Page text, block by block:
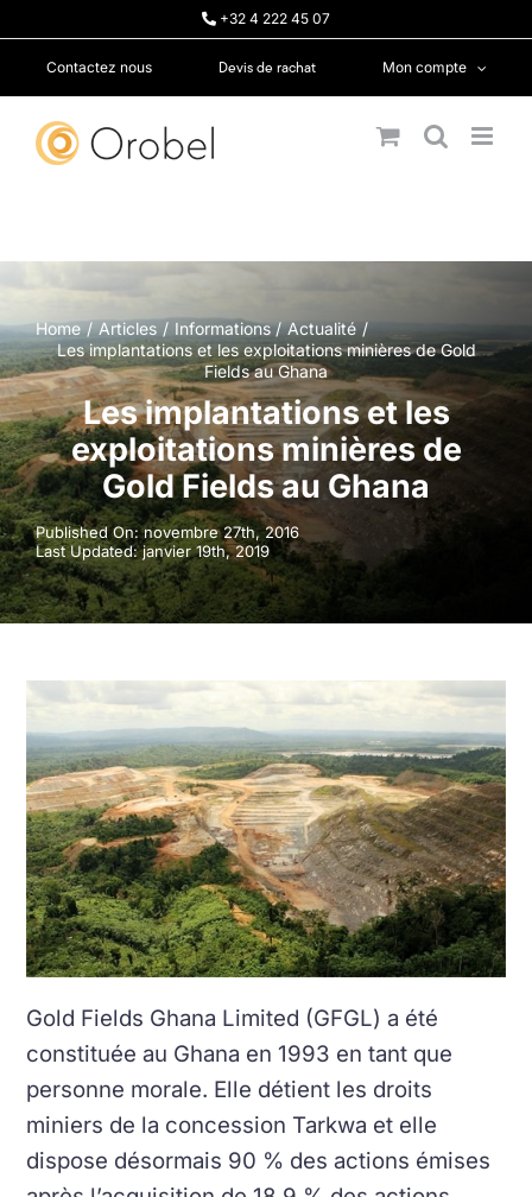
+32 4 222 45 07
Contactez nous Devis de rachat Mon compte
Home Articles Informations
Actualité
Les implantations et les exploitations minières de Gold
Fields au Ghana
Les implantations et les
exploitations minières de
Gold Fields au Ghana
Published On: novembre 27th, 2016
Last Updated: janvier 19th, 2019
Gold Fields Ghana Limited (GFGL) a été
constituée au Ghana en 1993 en tant que
personne morale. Elle détient les droits
miniers de la concession Tarkwa et elle
dispose désormais 90 % des actions émises